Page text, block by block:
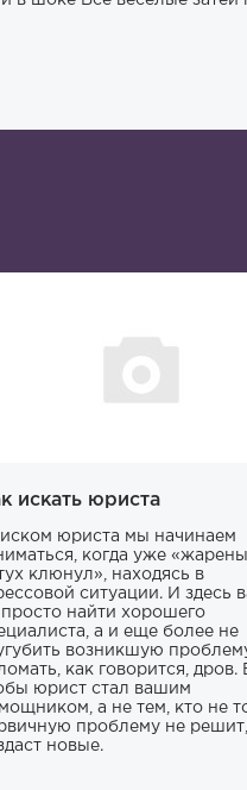
искать юриста
юриста мы начинаем
когда уже
клюнул», находясь в
ситуации. И здесь
просто найти хорошего
а и еще более не
возникшую
как говорится, дров.
юрист стал вашим
а не тем, кто не
проблему не
новые.